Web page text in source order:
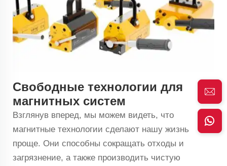
Свободные технологии для
магнитных систем
Взглянув вперед, мы можем видеть, что
магнитные технологии сделают нашу жизнь
проще. Они способны сокращать отходы и
загрязнение, а также производить чистую